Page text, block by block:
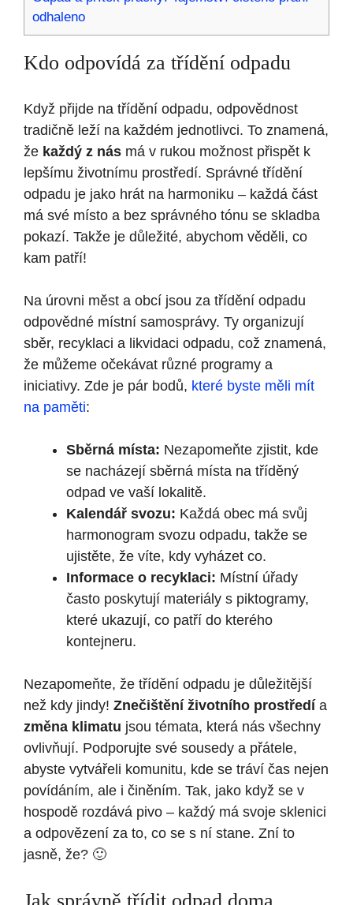
odhaleno
Kdo odpovídá za třídění odpadu
Když přijde na třídění odpadu, odpovědnost
tradičně leží na každém jednotlivci. To znamená,
že každý z nás má v rukou možnost přispět k
lepšímu životnímu prostředí. Správné třídění
odpadu je jako hrát na harmoniku – každá část
má své místo a bez správného tónu se skladba
pokazí. Takže je důležité, abychom věděli, co
kam patří!
Na úrovni měst a obcí jsou za třídění odpadu
odpovědné místní samosprávy. Ty organizují
sběr, recyklaci a likvidaci odpadu, což znamená,
že můžeme očekávat různé programy a
iniciativy. Zde je pár bodů, které byste měli mít
na paměti:
Sběrná místa: Nezapomeňte zjistit, kde
se nacházejí sběrná místa na tříděný
odpad ve vaší lokalitě.
Kalendář svozu: Každá obec má svůj
harmonogram svozu odpadu, takže se
ujistěte, že víte, kdy vyházet co.
Informace o recyklaci: Místní úřady
často poskytují materiály s piktogramy,
které ukazují, co patří do kterého
kontejneru.
Nezapomeňte, že třídění odpadu je důležitější
než kdy jindy! Znečištění životního prostředí a
změna klimatu jsou témata, která nás všechny
ovlivňují. Podporujte své sousedy a přátele,
abyste vytvářeli komunitu, kde se tráví čas nejen
povídáním, ale i činěním. Tak, jako když se v
hospodě rozdává pivo – každý má svoje sklenici
a odpovězení za to, co se s ní stane. Zní to
jasně, že? 🙂